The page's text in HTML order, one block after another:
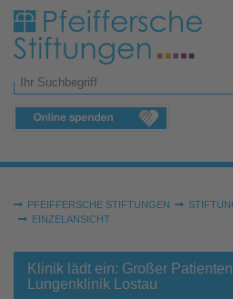
Zum Hauptinhalt springen
Suchformular
Sie sind hier:
PFEIFFERSCHE STIFTUNGEN
EINZELANSICHT
Klinik lädt ein: Großer
Lungenklinik Lostau